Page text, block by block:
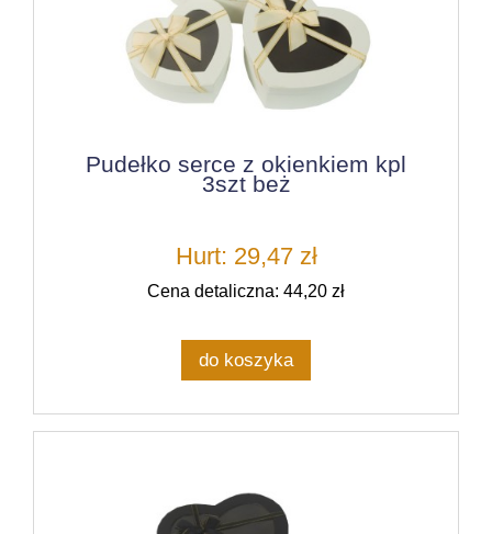
Pudełko serce z okienkiem kpl
3szt beż
Hurt: 29,47 zł
Cena detaliczna: 44,20 zł
do koszyka